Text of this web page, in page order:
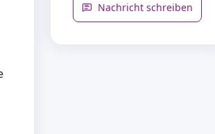
Nachricht schreiben